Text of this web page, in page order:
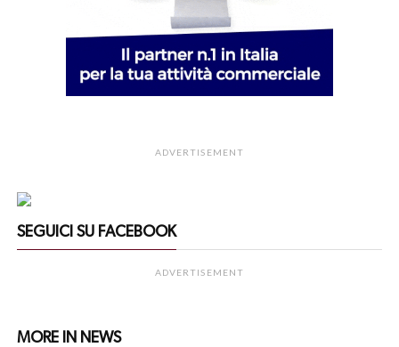
ADVERTISEMENT
SEGUICI SU FACEBOOK
ADVERTISEMENT
MORE IN NEWS